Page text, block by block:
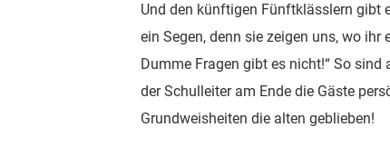
Und den künftigen Fünftklässlern gibt
ein Segen, denn sie zeigen uns, wo
Dumme Fragen gibt es nicht!“ So
der Schulleiter am Ende die Gäste
Grundweisheiten die alten geblieben!